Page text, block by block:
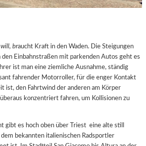
braucht Kraft in den Waden. Die Steigungen
Einbahnstraßen mit parkenden Autos geht es
ist man eine ziemliche Ausnahme, ständig
fahrender Motorroller, für die enger Kontakt
ist, den Fahrtwind der anderen am Körper
konzentriert fahren, um Kollisionen zu
gibt es hoch oben über Triest eine alte still
bekannten italienischen Radsportler